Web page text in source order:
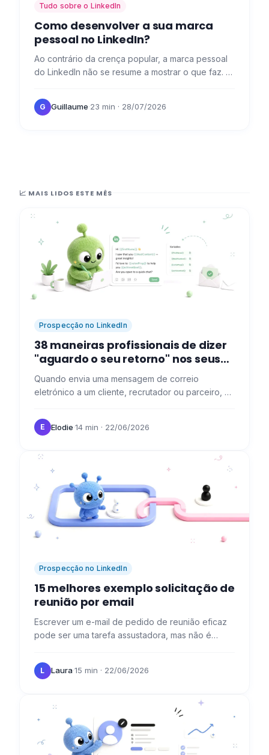
Tudo sobre o LinkedIn
Como desenvolver a sua marca
pessoal no LinkedIn?
Ao contrário da crença popular, a marca pessoal
do LinkedIn não se resume a mostrar o que faz. 👀
a sua…
G Guillaume·23 min · 28/07/2026
📈 MAIS LIDOS ESTE MÊS
Prospecção no LinkedIn
38 maneiras profissionais de dizer
"aguardo o seu retorno" nos seus
e-mails
Quando envia uma mensagem de correio
eletrónico a um cliente, recrutador ou parceiro, é
suas para continuar o…
E Elodie·14 min · 22/06/2026
Prospecção no LinkedIn
15 melhores exemplo solicitação de
reunião por email
Escrever um e-mail de pedido de reunião eficaz
pode ser uma tarefa assustadora, mas não é
aumentar as suas…
L Laura·15 min · 22/06/2026